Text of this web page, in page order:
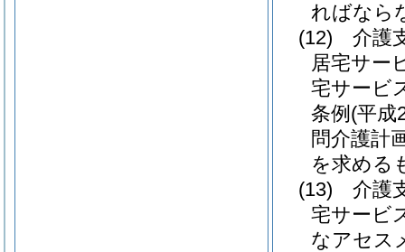
ればなら
(12)
介護
居宅サー
宅サービ
条例 (平成
問介護計
を求める
(13)
介護
宅サービ
なアセス